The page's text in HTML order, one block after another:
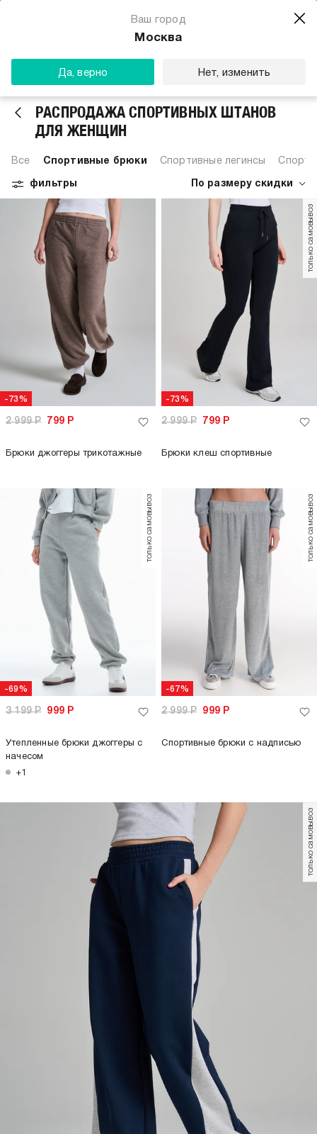
Ваш город
Москва
Да, верно Нет, изменить
РАСПРОДАЖА СПОРТИВНЫХ ШТАНОВ
ДЛЯ ЖЕНЩИН
Все Спортивные брюки Спортивные легинсы
По размеру скидки
фильтры
-73%
2 999Р 799 Р
Брюки джоггеры трикотажные
-73%
только самовывоз
2 999Р 799 Р
Брюки клеш спортивные
-69%
только самовывоз
3 199Р 999 Р
Утепленные брюки джоггеры с
начесом
+1
-67%
только самовывоз
2 999Р 999 Р
Спортивные брюки с надписью
только самовывоз
Магазин одежды для тебя